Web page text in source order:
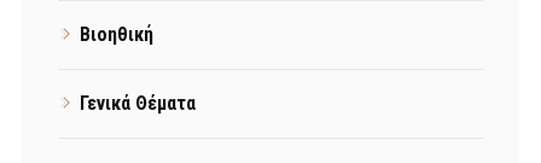
Βιοηθική
Γενικά Θέματα